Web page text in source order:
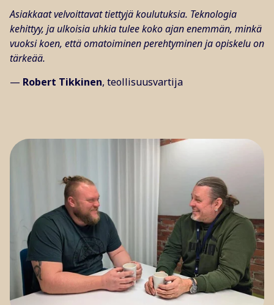
Asiakkaat velvoittavat tiettyjä koulutuksia. Teknologia
kehittyy, ja ulkoisia uhkia tulee koko ajan enemmän, minkä
vuoksi koen, että omatoiminen perehtyminen ja opiskelu on
tärkeää.
— Robert Tikkinen, teollisuusvartija